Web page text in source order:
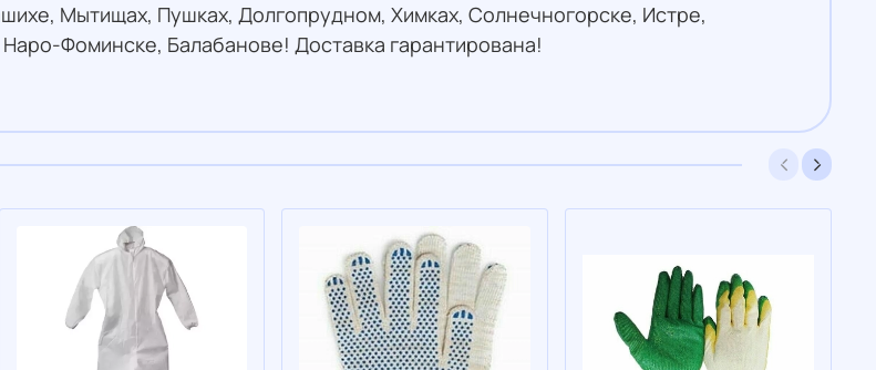
Мытищах, Пушках, Долгопрудном, Химках, Солнечногорске, Истре,
Фоминске, Балабанове! Доставка гарантирована!